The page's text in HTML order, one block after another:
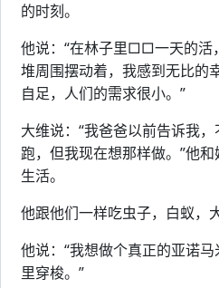
的时刻。
他说：“在林子里□□一天的活
堆周围摆动着，我感到无比的
自足，人们的需求很小。”
大维说：“我爸爸以前告诉我
跑，但我现在想那样做。”他
生活。
他跟他们一样吃虫子，白蚁，
他说：“我想做个真正的亚诺
里穿梭。”